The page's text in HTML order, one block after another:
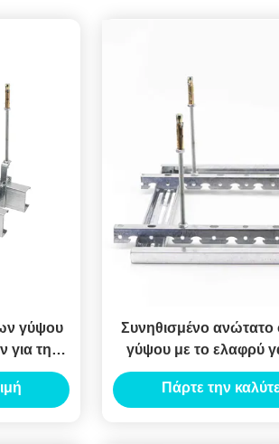
γύψου
για την
Συνηθισμένο ανώτατο
γύψου με το ελαφρύ
καρίνα υλικό
Πάρτε την